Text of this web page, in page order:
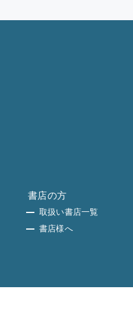
書店の方
取扱い書店一覧
書店様へ